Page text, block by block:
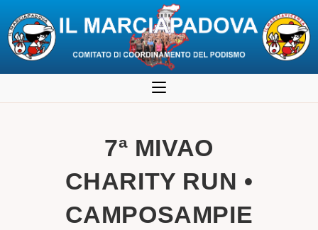
al
7ª MIVAO
CHARITY RUN •
CAMPOSAMPIE